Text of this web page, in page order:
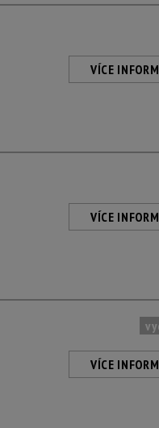
VÍCE
VÍCE
VÍCE